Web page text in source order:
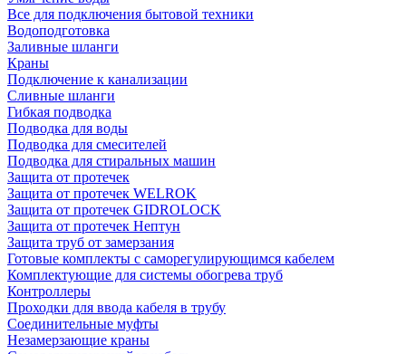
Все для подключения бытовой техники
Водоподготовка
Заливные шланги
Краны
Подключение к канализации
Сливные шланги
Гибкая подводка
Подводка для воды
Подводка для смесителей
Подводка для стиральных машин
Защита от протечек
Защита от протечек WELROK
Защита от протечек GIDROLOCK
Защита от протечек Нептун
Защита труб от замерзания
Готовые комплекты с саморегулирующимся кабелем
Комплектующие для системы обогрева труб
Контроллеры
Проходки для ввода кабеля в трубу
Соединительные муфты
Незамерзающие краны